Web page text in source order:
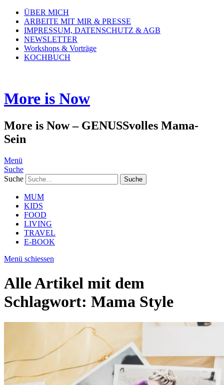
ÜBER MICH
ARBEITE MIT MIR & PRESSE
IMPRESSUM, DATENSCHUTZ & AGB
NEWSLETTER
Workshops & Vorträge
KOCHBUCH
More is Now
More is Now – GENUSSvolles Mama-
Sein
Menü
Suche
Suche
MUM
KIDS
FOOD
LIVING
TRAVEL
E-BOOK
Menü schiessen
Alle Artikel mit dem
Schlagwort: Mama Style